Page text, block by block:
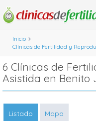
Inicio
Clínicas de Fertilidad y
6 Clínicas de
Asistida en Benito
Listado Mapa